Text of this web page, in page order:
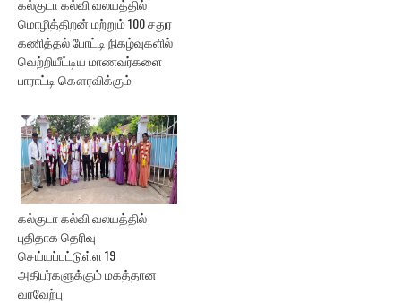
கல்குடா கல்வி வலயத்தில்
மொழித்திறன் மற்றும் 100 சதுர
கணித்தல் போட்டி நிகழ்வுகளில்
வெற்றியீட்டிய மாணவர்களை
பாராட்டி கௌரவிக்கும்
கல்குடா கல்வி வலயத்தில்
புதிதாக தெரிவு
செய்யப்பட்டுள்ள 19
அதிபர்களுக்கும் மகத்தான
வரவேற்பு